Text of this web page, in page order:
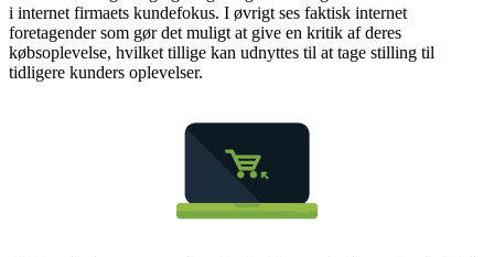
i internet firmaets kundefokus. I øvrigt ses faktisk internet
foretagender som gør det muligt at give en kritik af deres
købsoplevelse, hvilket tillige kan udnyttes til at tage stilling til
tidligere kunders oplevelser.